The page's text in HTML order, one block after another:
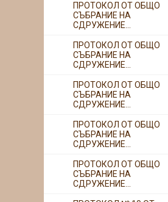
ПРОТОКОЛ ОТ ОБЩО
СЪБРАНИЕ НА
СДРУЖЕНИЕ...
ПРОТОКОЛ ОТ ОБЩО
СЪБРАНИЕ НА
СДРУЖЕНИЕ...
ПРОТОКОЛ ОТ ОБЩО
СЪБРАНИЕ НА
СДРУЖЕНИЕ...
ПРОТОКОЛ ОТ ОБЩО
СЪБРАНИЕ НА
СДРУЖЕНИЕ...
ПРОТОКОЛ ОТ ОБЩО
СЪБРАНИЕ НА
СДРУЖЕНИЕ...